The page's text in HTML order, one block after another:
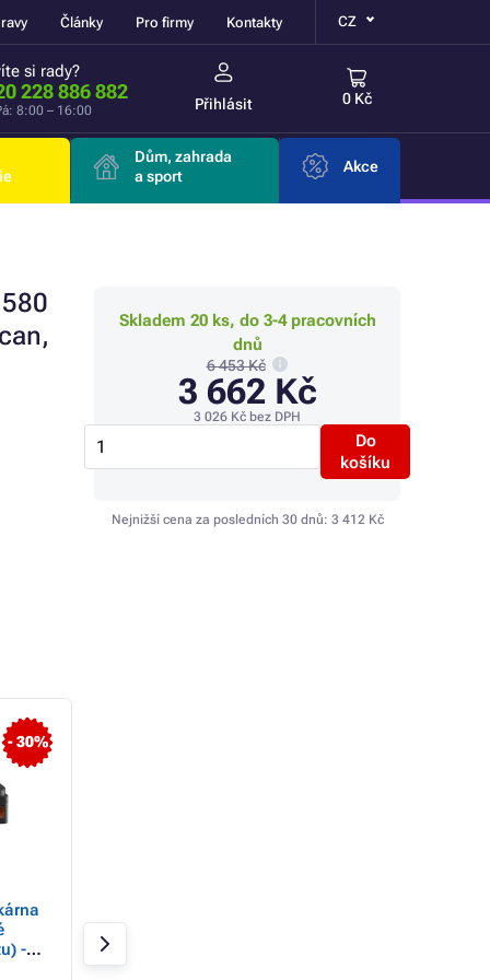
Články Pro firmy Kontakty CZ
si rady?
228 886 882
8:00 – 16:00 Přihlásit 0 Kč
Dům, zahrada
a sport
Akce
Skladem 20 ks, do 3-4 pracovních
dnů
6 453 Kč
3 662 Kč
3 026 Kč bez DPH
Do
košíku
Nejnižší cena za posledních 30 dnů: 3 412 Kč
- 30%
-
černá G3470 BLACK
(doplnitelné zásobníky
inkoustu) - MF (tisk,